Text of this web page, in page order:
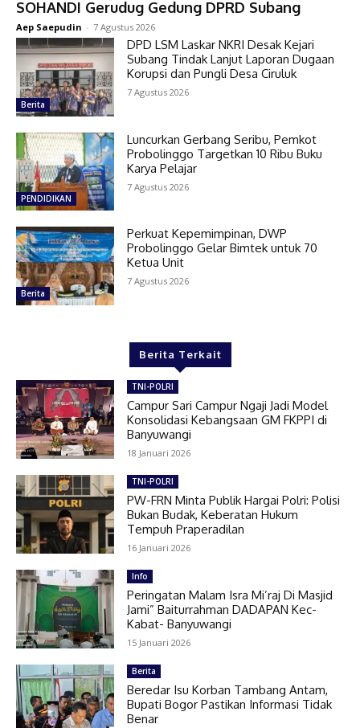
SOHANDI Gerudug Gedung DPRD Subang
Aep Saepudin - 7 Agustus 2026
Berita
DPD LSM Laskar NKRI Desak Kejari
Subang Tindak Lanjut Laporan Dugaan
Korupsi dan Pungli Desa Ciruluk
7 Agustus 2026
PENDIDIKAN
Luncurkan Gerbang Seribu, Pemkot
Probolinggo Targetkan 10 Ribu Buku
Karya Pelajar
7 Agustus 2026
Berita
Perkuat Kepemimpinan, DWP
Probolinggo Gelar Bimtek untuk 70
Ketua Unit
7 Agustus 2026
Berita Terkait
TNI-POLRI
Campur Sari Campur Ngaji Jadi Model
Konsolidasi Kebangsaan GM FKPPI di
Banyuwangi
18 Januari 2026
TNI-POLRI
PW-FRN Minta Publik Hargai Polri: Polisi
Bukan Budak, Keberatan Hukum
Tempuh Praperadilan
16 Januari 2026
Info
Peringatan Malam Isra Mi’raj Di Masjid
Jami” Baiturrahman DADAPAN Kec-
Kabat- Banyuwangi
15 Januari 2026
Berita
Beredar Isu Korban Tambang Antam,
Bupati Bogor Pastikan Informasi Tidak
Benar